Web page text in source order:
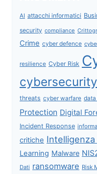
AI attacchi informatici
security compliance
Crime cyber defence
resilience Cyber Risk
cybersecurity
threats cyber warfare
Protection Digital
Incident Response
critiche
Learning Malware
Dati ransomware Risk